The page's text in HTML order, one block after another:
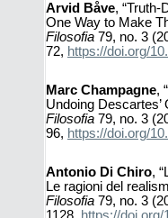
Arvid Båve,
One Way to Make
Filosofia 79, no. 3
72, https://doi.org/
Marc Champagne,
Undoing
Filosofia 79, no. 3
96, https://doi.org/
Antonio Di Chiro,
Le ragioni del
Filosofia 79, no. 3
1128, https://doi.org/